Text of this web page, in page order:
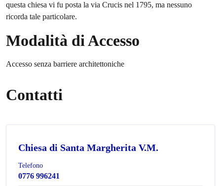
questa chiesa vi fu posta la via Crucis nel 1795, ma nessuno
ricorda tale particolare.
Modalità di Accesso
Accesso senza barriere architettoniche
Contatti
Chiesa di Santa Margherita V.M.
Telefono
0776 996241